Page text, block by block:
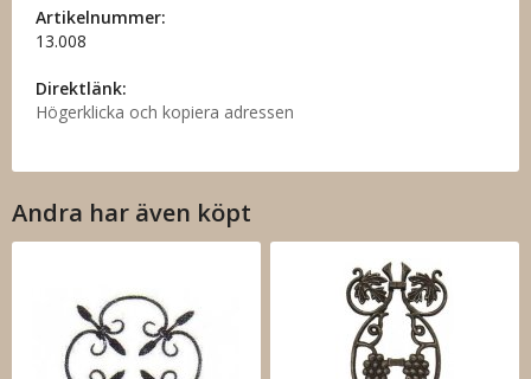
Artikelnummer:
13.008
Direktlänk:
Högerklicka och kopiera adressen
Andra har även köpt